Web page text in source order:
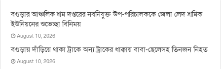
বগুড়ার আঞ্চলিক শ্রম দপ্তরের নবনিযুক্ত উপ-পরিচালককে জেলা লেদ শ্রমিক
ইউনিয়নের শুভেচ্ছা বিনিময়
August 10, 2026
বগুড়ায় দাঁড়িয়ে থাকা ট্রাকে অন্য ট্রাকের ধাক্কায় বাবা-ছেলেসহ তিনজন নিহত
August 10, 2026